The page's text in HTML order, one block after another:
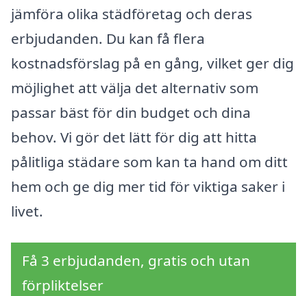
jämföra olika städföretag och deras
erbjudanden. Du kan få flera
kostnadsförslag på en gång, vilket ger dig
möjlighet att välja det alternativ som
passar bäst för din budget och dina
behov. Vi gör det lätt för dig att hitta
pålitliga städare som kan ta hand om ditt
hem och ge dig mer tid för viktiga saker i
livet.
Få 3 erbjudanden, gratis och utan
förpliktelser